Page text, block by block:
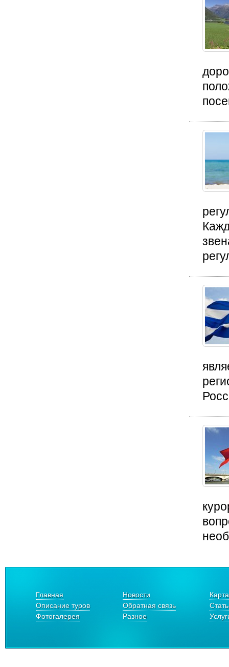
Главная Новости
Описание туров
Обратная связь
Фотогалерея
Разное